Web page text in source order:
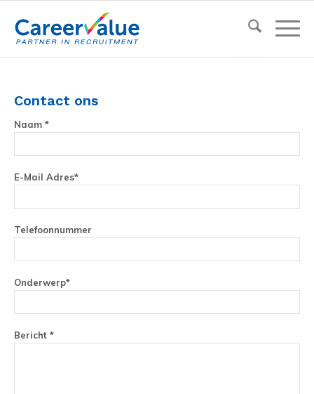
Contact ons
Naam *
E-Mail Adres*
Telefoonnummer
Onderwerp*
Bericht *